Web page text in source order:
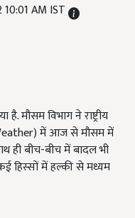
AM IST
मौसम विभाग ने राष्ट्रीय
में आज से मौसम में
ही बीच-बीच में बादल भी
हिस्सों में हल्की से मध्यम